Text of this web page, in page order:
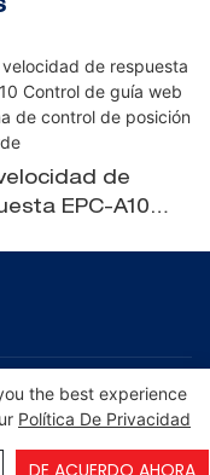
de
EPC-A10
de borde
sitio|Política de
the best experience
Política De Privacidad
DE ACUERDO AHORA